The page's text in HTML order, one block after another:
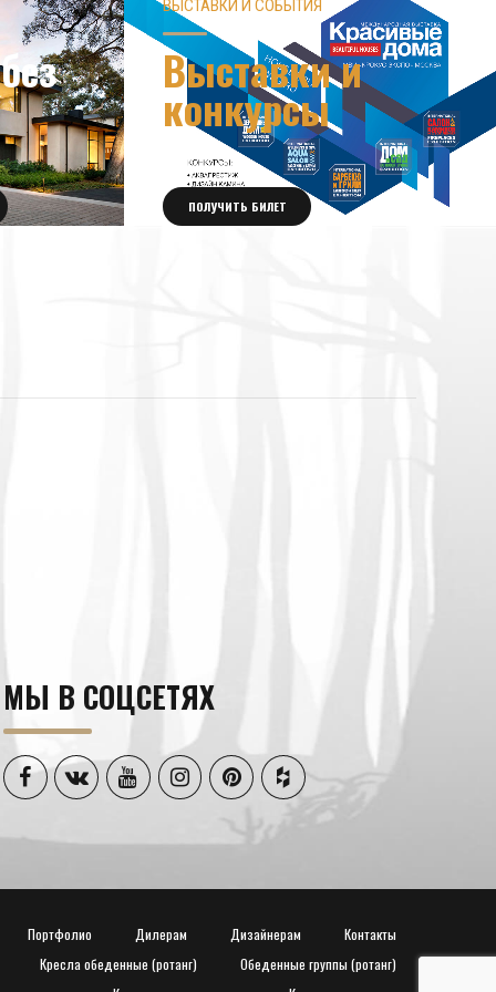
ВЫСТАВКИ И СОБЫТИЯ
Выставки и
конкурсы
ПОЛУЧИТЬ БИЛЕТ
МЫ В СОЦСЕТЯХ
Портфолио Дилерам Дизайнерам
Контакты
Кресла обеденные (ротанг)
Обеденные группы (ротанг)